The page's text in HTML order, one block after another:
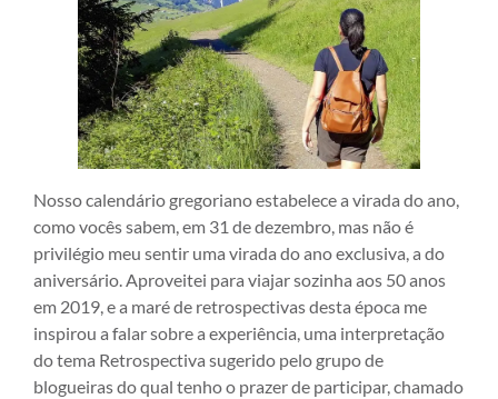
Nosso calendário gregoriano estabelece a virada do ano,
como vocês sabem, em 31 de dezembro, mas não é
privilégio meu sentir uma virada do ano exclusiva, a do
aniversário. Aproveitei para viajar sozinha aos 50 anos
em 2019, e a maré de retrospectivas desta época me
inspirou a falar sobre a experiência, uma interpretação
do tema Retrospectiva sugerido pelo grupo de
blogueiras do qual tenho o prazer de participar, chamado